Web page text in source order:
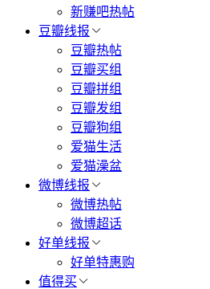
新赚吧热帖
豆瓣线报
豆瓣热帖
豆瓣买组
豆瓣拼组
豆瓣发组
豆瓣狗组
爱猫生活
爱猫澡盆
微博线报
微博热帖
微博超话
好单线报
好单特惠购
值得买